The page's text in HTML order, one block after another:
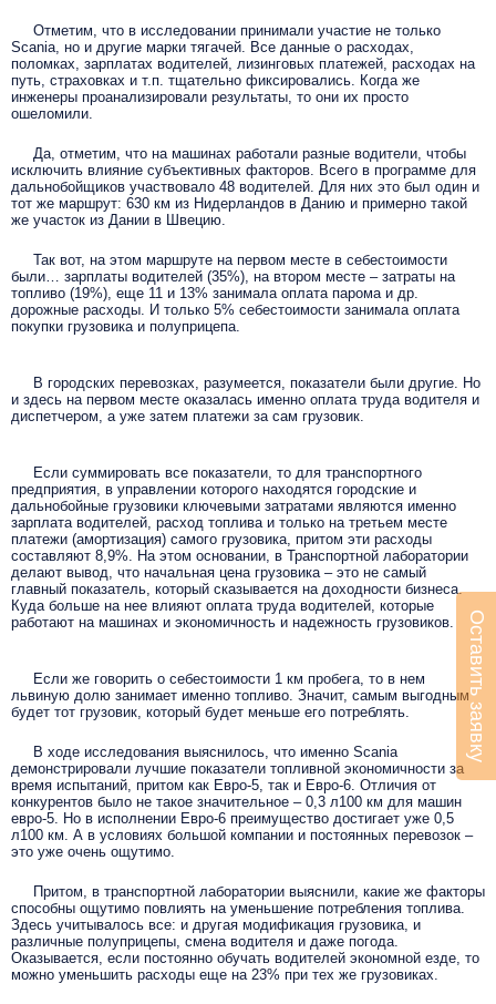
Отметим, что в исследовании принимали участие не только
Scania, но и другие марки тягачей. Все данные о расходах,
поломках, зарплатах водителей, лизинговых платежей, расходах на
путь, страховках и т.п. тщательно фиксировались. Когда же
инженеры проанализировали результаты, то они их просто
ошеломили.
Да, отметим, что на машинах работали разные водители, чтобы
исключить влияние субъективных факторов. Всего в программе для
дальнобойщиков участвовало 48 водителей. Для них это был один и
тот же маршрут: 630 км из Нидерландов в Данию и примерно такой
же участок из Дании в Швецию.
Так вот, на этом маршруте на первом месте в себестоимости
были… зарплаты водителей (35%), на втором месте – затраты на
топливо (19%), еще 11 и 13% занимала оплата парома и др.
дорожные расходы. И только 5% себестоимости занимала оплата
покупки грузовика и полуприцепа.
В городских перевозках, разумеется, показатели были другие. Но
и здесь на первом месте оказалась именно оплата труда водителя и
диспетчером, а уже затем платежи за сам грузовик.
Если суммировать все показатели, то для транспортного
предприятия, в управлении которого находятся городские и
дальнобойные грузовики ключевыми затратами являются именно
зарплата водителей, расход топлива и только на третьем месте
платежи (амортизация) самого грузовика, притом эти расходы
составляют 8,9%. На этом основании, в Транспортной лаборатории
делают вывод, что начальная цена грузовика – это не самый
главный показатель, который сказывается на доходности бизнеса.
Куда больше на нее влияют оплата труда водителей, которые
работают на машинах и экономичность и надежность грузовиков.
Если же говорить о себестоимости 1 км пробега, то в нем
львиную долю занимает именно топливо. Значит, самым выгодным
будет тот грузовик, который будет меньше его потреблять.
В ходе исследования выяснилось, что именно Scania
демонстрировали лучшие показатели топливной экономичности за
время испытаний, притом как Евро-5, так и Евро-6. Отличия от
конкурентов было не такое значительное – 0,3 л100 км для машин
евро-5. Но в исполнении Евро-6 преимущество достигает уже 0,5
л100 км. А в условиях большой компании и постоянных перевозок –
это уже очень ощутимо.
Притом, в транспортной лаборатории выяснили, какие же факторы
способны ощутимо повлиять на уменьшение потребления топлива.
Здесь учитывалось все: и другая модификация грузовика, и
различные полуприцепы, смена водителя и даже погода.
Оказывается, если постоянно обучать водителей экономной езде, то
можно уменьшить расходы еще на 23% при тех же грузовиках.
Оставить заявку